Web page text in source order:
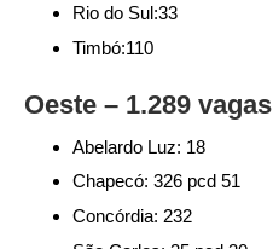
Rio do Sul:33
Timbó:110
Oeste – 1.289 vagas
Abelardo Luz: 18
Chapecó: 326 pcd 51
Concórdia: 232